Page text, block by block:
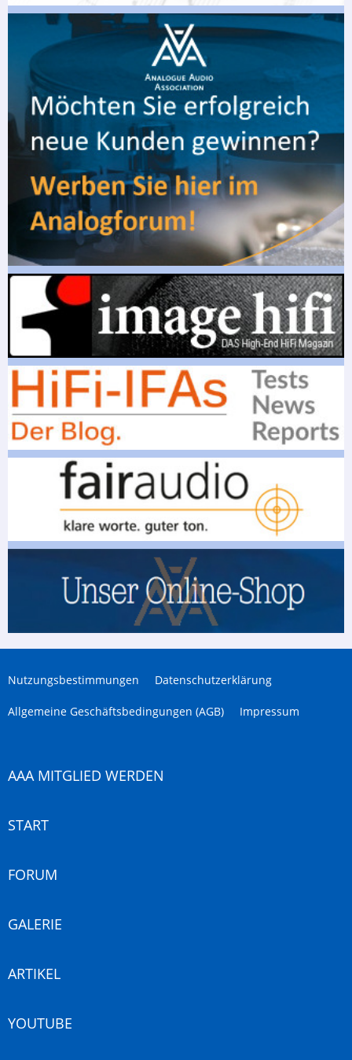
Nutzungsbestimmungen Datenschutzerklärung
Allgemeine Geschäftsbedingungen (AGB) Impressum
AAA MITGLIED WERDEN
START
FORUM
GALERIE
ARTIKEL
YOUTUBE